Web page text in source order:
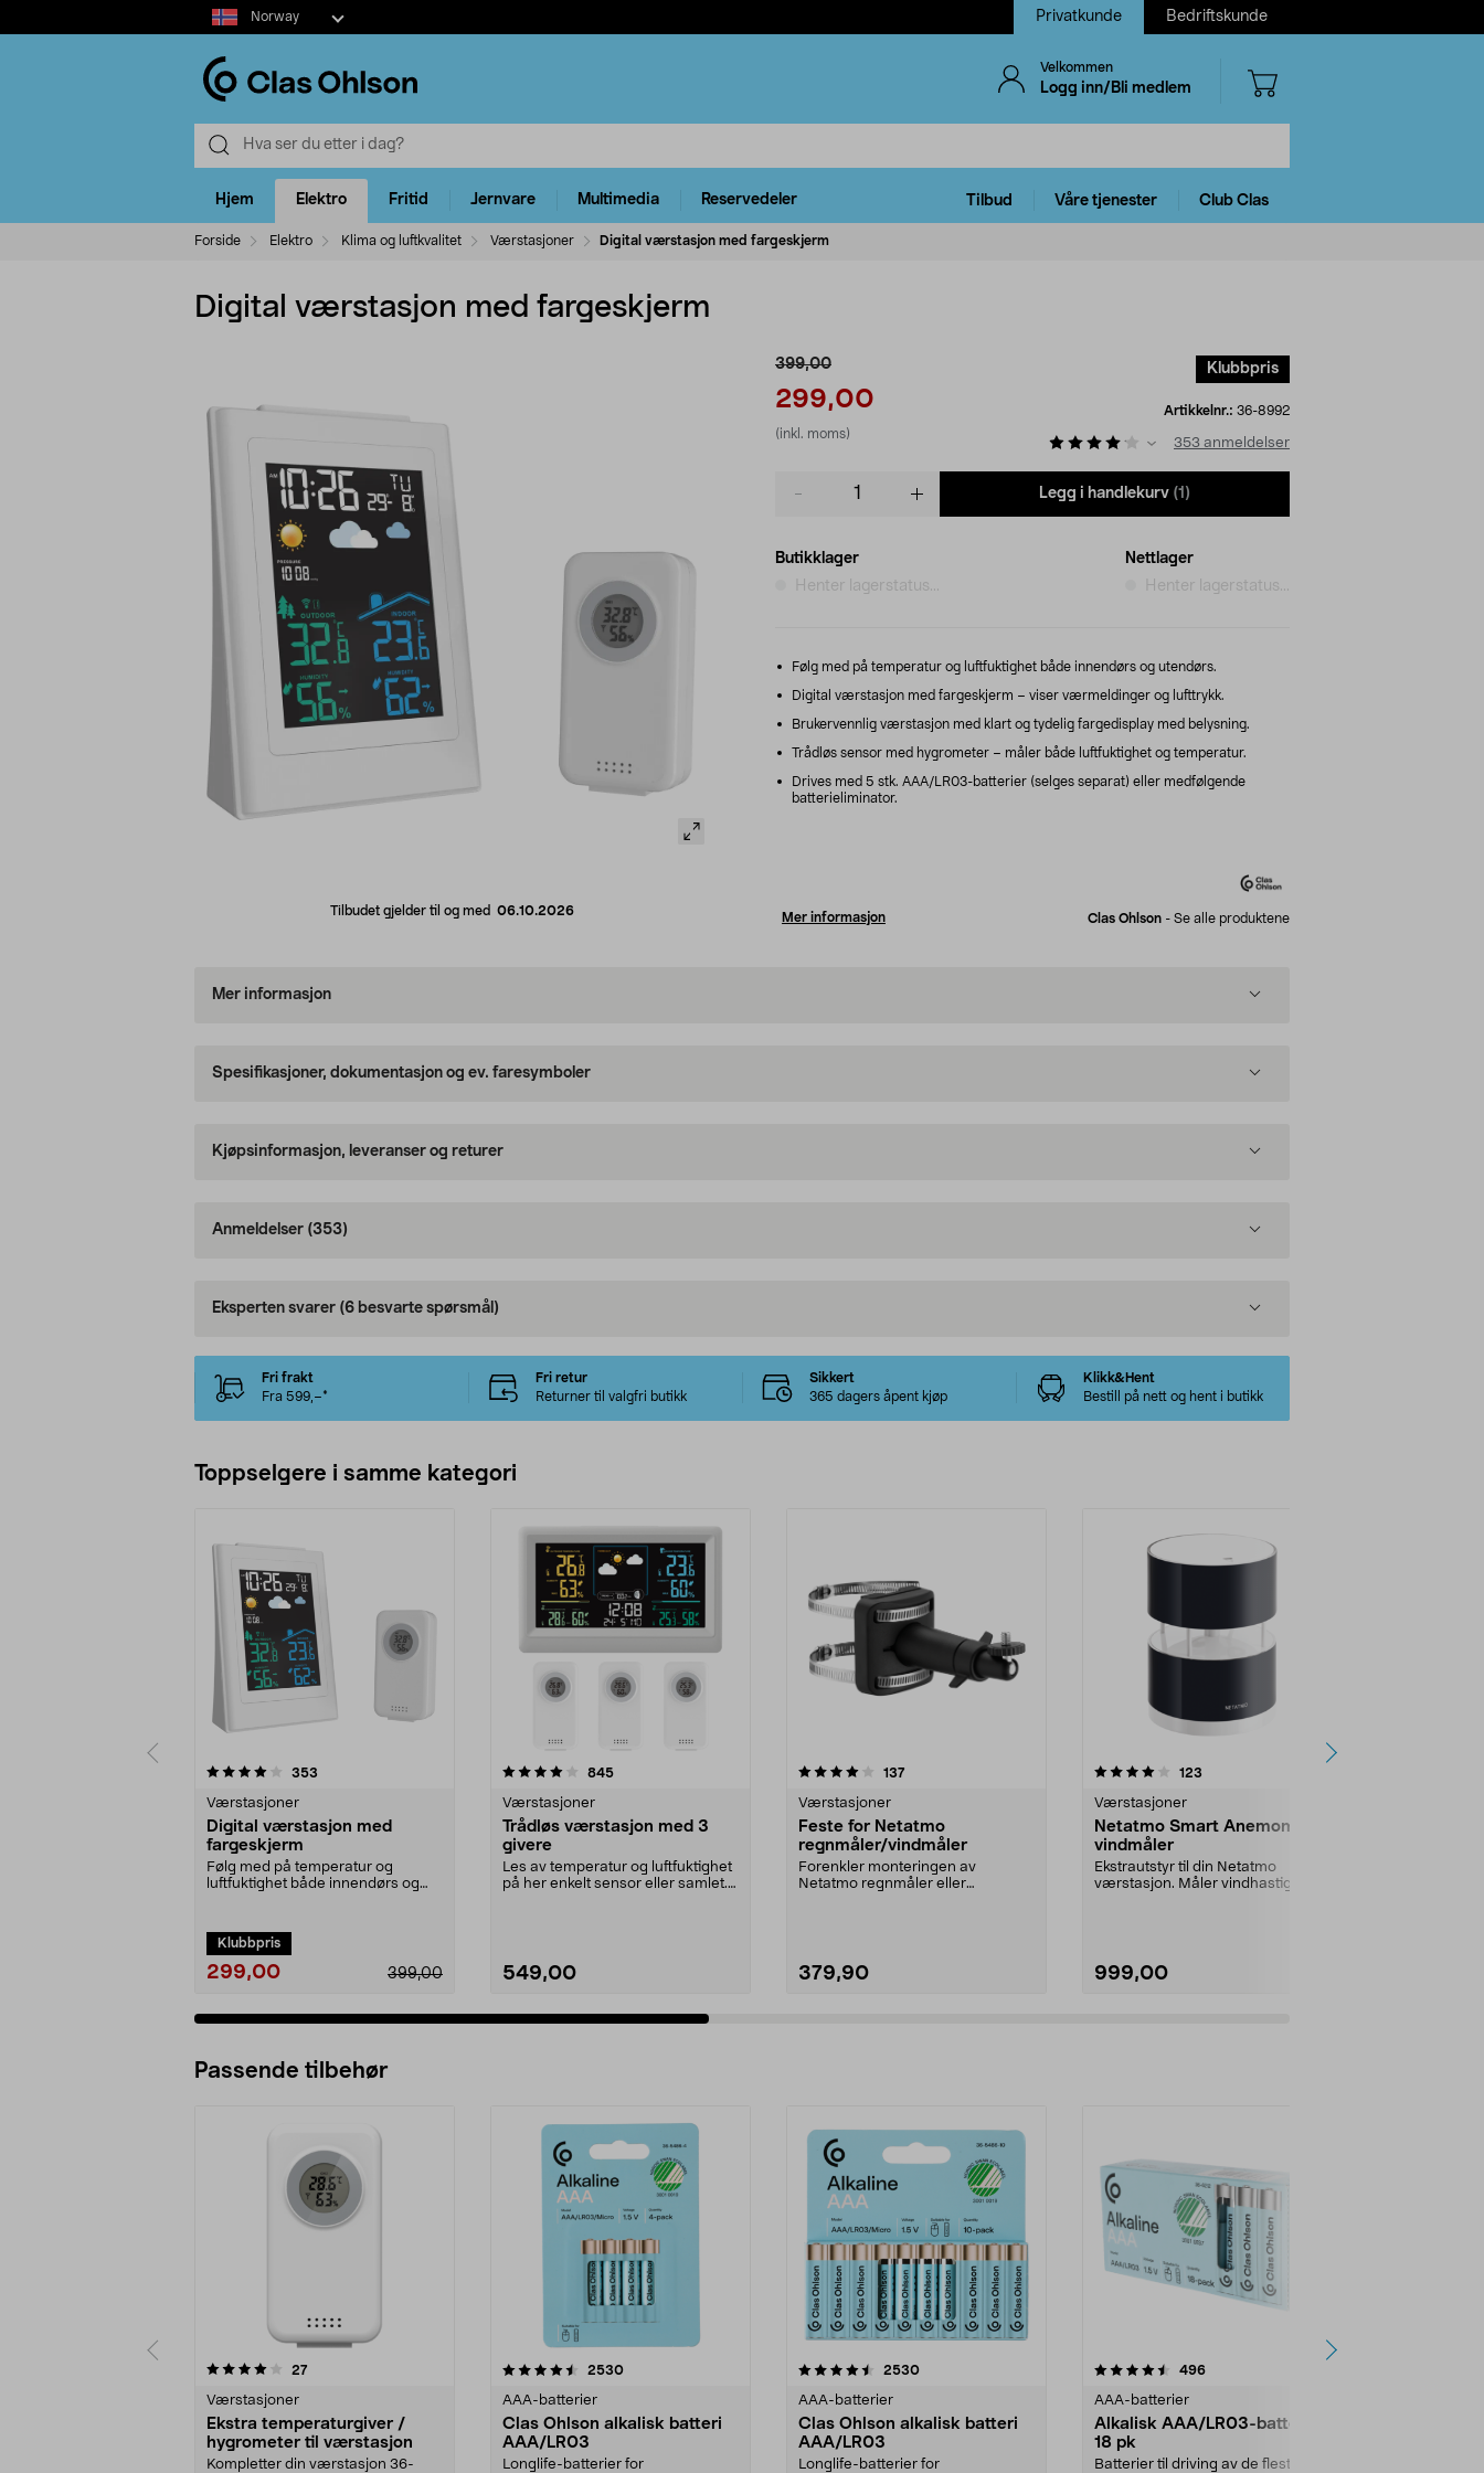
Select
market
Norway Privatkunde Bedriftskunde
Velkommen
Logg inn/Bli medlem
Hjem Elektro Fritid Jernvare Multimedia Reservedeler Tilbud Våre tjenester Club Clas
Forside Elektro Klima og luftkvalitet Værstasjoner Digital værstasjon med fargeskjerm
Digital værstasjon med fargeskjerm
Tilbudet gjelder til og med 06.10.2026
399,00
299,00
(inkl. moms)
Klubbpris
Artikkelnr.: 36-8992
353 anmeldelser
Legg i handlekurv (1)
Butikklager
Henter lagerstatus...
Nettlager
Henter lagerstatus...
Følg med på temperatur og luftfuktighet både innendørs og utendørs.
Digital værstasjon med fargeskjerm – viser værmeldinger og lufttrykk.
Brukervennlig værstasjon med klart og tydelig fargedisplay med belysning.
Trådløs sensor med hygrometer – måler både luftfuktighet og temperatur.
Drives med 5 stk. AAA/LR03-batterier (selges separat) eller medfølgende
batterieliminator.
Mer informasjon Clas Ohlson - Se alle produktene
Mer informasjon
Spesifikasjoner, dokumentasjon og ev. faresymboler
Kjøpsinformasjon, leveranser og returer
Anmeldelser (353)
Eksperten svarer (6 besvarte spørsmål)
Fri frakt
Fra 599,–*
Fri retur
Returner til valgfri butikk
Sikkert
365 dagers åpent kjøp
Klikk&Hent
Bestill på nett og hent i butikk
Toppselgere i samme kategori
353
Værstasjoner
Digital værstasjon med
fargeskjerm
Følg med på temperatur og
luftfuktighet både innendørs og
Klubbpris
299,00 399,00
4.0 av 5 stjerner 845anmeldelser
Værstasjoner
Trådløs værstasjon med 3
givere
Les av temperatur og luftfuktighet
på her enkelt sensor eller samlet.
549,00
4.0 av 5 stjerner 137anmeldelser
Værstasjoner
Feste for Netatmo
regnmåler/vindmåler
Forenkler monteringen av
Netatmo regnmåler eller
379,90
4.0 av 5 stjerner 123
Værstasjoner
Netatmo Smart Anemometer
vindmåler
Ekstrautstyr til din Netatmo
værstasjon. Måler vindhastighet
999,00
4.5 av 5 stjerner
Passende tilbehør
27anmeldelser
Værstasjoner
Ekstra temperaturgiver /
hygrometer til værstasjon
Kompletter din værstasjon 36-
4.5av 5 stjerner 2530anmeldelser
AAA-batterier
Clas Ohlson alkalisk batteri
AAA/LR03
Longlife-batterier for
4.5av 5 stjerner 2530anmeldelser
AAA-batterier
Clas Ohlson alkalisk batteri
AAA/LR03
Longlife-batterier for
4.5av 5 stjerner 496anmeldelser
AAA-batterier
Alkalisk AAA/LR03-batteri
18 pk
Batterier til driving av de fleste
4.5av 5 stjerner